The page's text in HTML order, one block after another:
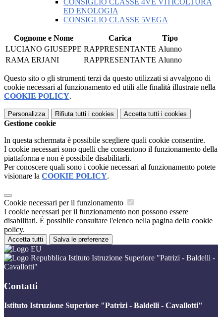
CONSIGLIO CLASSE 4VE VITICOLTURA
ED ENOLOGIA
CONSIGLIO CLASSE 5VEGA
Cognome e Nome Carica
Tipo
LUCIANO GIUSEPPE RAPPRESENTANTE Alunno
RAMA ERJANI
RAPPRESENTANTE Alunno
Questo sito o gli strumenti terzi da questo utilizzati si avvalgono di
cookie necessari al funzionamento ed utili alle finalità illustrate nella
COOKIE POLICY.
Personalizza Rifiuta tutti i cookies Accetta tutti i cookies
Gestione cookie
In questa schermata è possibile scegliere quali cookie consentire.
I cookie necessari sono quelli che consentono il funzionamento della
piattaforma e non è possibile disabilitarli.
Per conoscere quali sono i cookie necessari al funzionamento potete
visionare la COOKIE POLICY.
Cookie necessari per il funzionamento
I cookie necessari per il funzionamento non possono essere
disabilitati. È possibile consultare l'elenco nella pagina della cookie
policy.
Accetta tutti Salva le preferenze
Istituto Istruzione Superiore "Patrizi - Baldelli -
Cavallotti"
Contatti
Istituto Istruzione Superiore "Patrizi - Baldelli - Cavallotti"